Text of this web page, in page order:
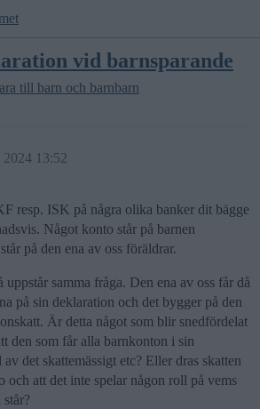
vid barnsparande
till barn och barnbarn
13:52
resp. ISK på några olika banker dit bägge
Något konto står på barnen
på den ena av oss föräldrar.
samma fråga. Den ena av oss får då
på sin deklaration och det bygger på den
Är detta något som blir snedfördelat
den som får alla barnkonton i sin
det skattemässigt etc? Eller dras skatten
och att det inte spelar någon roll på vems